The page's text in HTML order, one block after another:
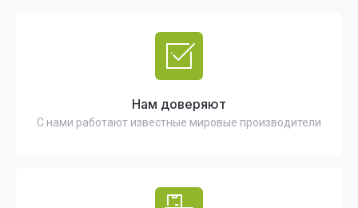
Нам доверяют
С нами работают известные мировые производители